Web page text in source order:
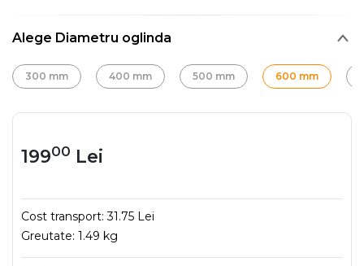
Alege Diametru oglinda
300 mm 400 mm 500 mm 600 mm
19900 Lei
Cost transport:31.75 Lei
Greutate: 1.49 kg